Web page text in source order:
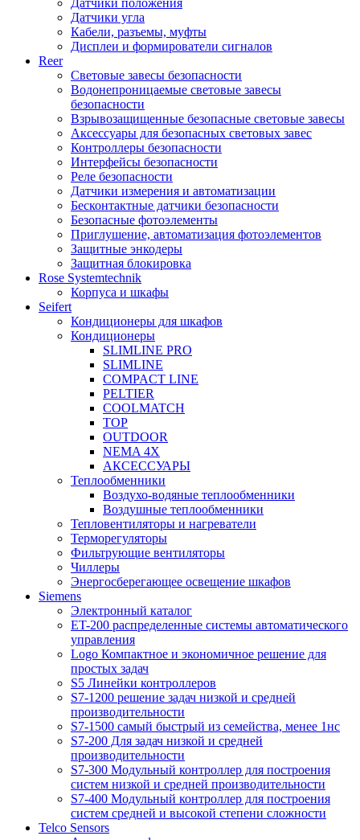
Датчики положения
Датчики угла
Кабели, разъемы, муфты
Дисплеи и формирователи сигналов
Reer
Световые завесы безопасности
Водонепроницаемые световые завесы
безопасности
Взрывозащищенные безопасные световые завесы
Аксессуары для безопасных световых завес
Контроллеры безопасности
Интерфейсы безопасности
Реле безопасности
Датчики измерения и автоматизации
Бесконтактные датчики безопасности
Безопасные фотоэлементы
Приглушение, автоматизация фотоэлементов
Защитные энкодеры
Защитная блокировка
Rose Systemtechnik
Корпуса и шкафы
Seifert
Кондиционеры для шкафов
Кондиционеры
SLIMLINE PRO
SLIMLINE
COMPACT LINE
PELTIER
COOLMATCH
TOP
OUTDOOR
NEMA 4X
АКСЕССУАРЫ
Теплообменники
Воздухо-водяные теплообменники
Воздушные теплообменники
Тепловентиляторы и нагреватели
Терморегуляторы
Фильтрующие вентиляторы
Чиллеры
Энергосберегающее освещение шкафов
Siemens
Электронный каталог
ET-200 распределенные системы автоматического
управления
Logo Компактное и экономичное решение для
простых задач
S5 Линейки контроллеров
S7-1200 решение задач низкой и средней
производительности
S7-1500 самый быстрый из семейства, менее 1нс
S7-200 Для задач низкой и средней
производительности
S7-300 Модульный контроллер для построения
систем низкой и средней производительности
S7-400 Модульный контроллер для построения
систем средней и высокой степени сложности
Telco Sensors